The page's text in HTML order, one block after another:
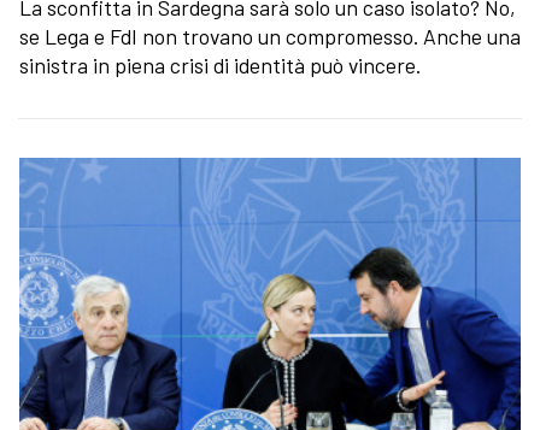
La sconfitta in Sardegna sarà solo un caso isolato? No,
se Lega e FdI non trovano un compromesso. Anche una
sinistra in piena crisi di identità può vincere.